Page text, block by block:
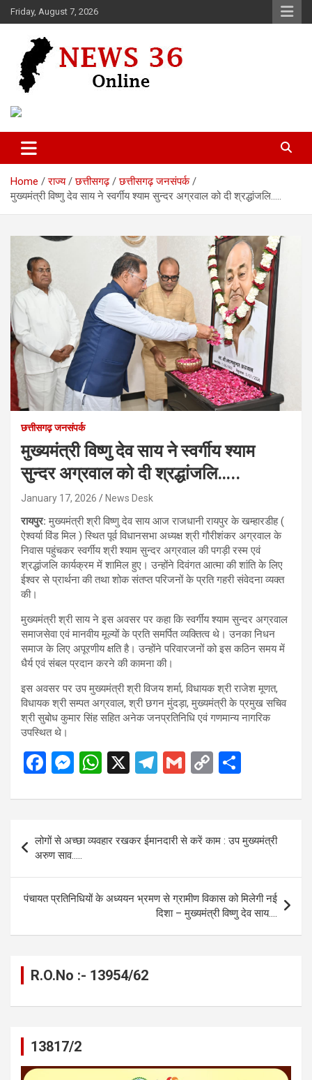
Skip
to
Friday, August 7, 2026
News 36
Home राज्य छत्तीसगढ़
छत्तीसगढ़ जनसंपर्क
मुख्यमंत्री विष्णु देव साय ने स्वर्गीय श्याम सुन्दर अग्रवाल को दी श्रद्धांजलि…..
छत्तीसगढ़ जनसंपर्क
मुख्यमंत्री विष्णु देव साय ने स्वर्गीय श्याम
सुन्दर अग्रवाल को दी श्रद्धांजलि…..
January 17, 2026 News Desk
रायपुर: मुख्यमंत्री श्री विष्णु देव साय आज राजधानी रायपुर के खम्हारडीह (
ऐश्वर्या विंड मिल ) स्थित पूर्व विधानसभा अध्यक्ष श्री गौरीशंकर अग्रवाल के
निवास पहुंचकर स्वर्गीय श्री श्याम सुन्दर अग्रवाल की पगड़ी रस्म एवं
श्रद्धांजलि कार्यक्रम में शामिल हुए। उन्होंने दिवंगत आत्मा की शांति के लिए
ईश्वर से प्रार्थना की तथा शोक संतप्त परिजनों के प्रति गहरी संवेदना व्यक्त
की।
मुख्यमंत्री श्री साय ने इस अवसर पर कहा कि स्वर्गीय श्याम सुन्दर अग्रवाल
समाजसेवा एवं मानवीय मूल्यों के प्रति समर्पित व्यक्तित्व थे। उनका निधन
समाज के लिए अपूरणीय क्षति है। उन्होंने परिवारजनों को इस कठिन समय में
धैर्य एवं संबल प्रदान करने की कामना की।
इस अवसर पर उप मुख्यमंत्री श्री विजय शर्मा, विधायक श्री राजेश मूणत,
विधायक श्री सम्पत अग्रवाल, श्री छगन मुंदड़ा, मुख्यमंत्री के प्रमुख सचिव
श्री सुबोध कुमार सिंह सहित अनेक जनप्रतिनिधि एवं गणमान्य नागरिक
उपस्थित थे।
F
ce
b
o
o
k
M
se
g
er
W
at
A
p
p
X
T
e
gr
a
m
G
ail
C
py
n
k
ar
Post
navigation
लोगों से अच्छा व्यवहार रखकर ईमानदारी से करें काम : उप मुख्यमंत्री
अरुण साव…..
पंचायत प्रतिनिधियों के अध्ययन भ्रमण से ग्रामीण विकास को मिलेगी नई
दिशा – मुख्यमंत्री विष्णु देव साय….
R.O.No :- 13954/62
13817/2